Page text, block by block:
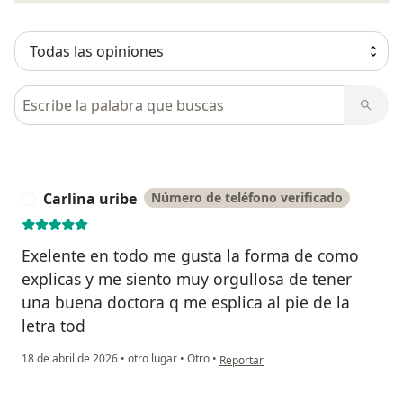
Busca en opiniones
Carlina uribe Número de teléfono verificado
Exelente en todo me gusta la forma de como
explicas y me siento muy orgullosa de tener
una buena doctora q me esplica al pie de la
letra tod
18 de abril de 2026 • otro lugar • Otro • en opinión del usuario Carlina uribe
Reportar